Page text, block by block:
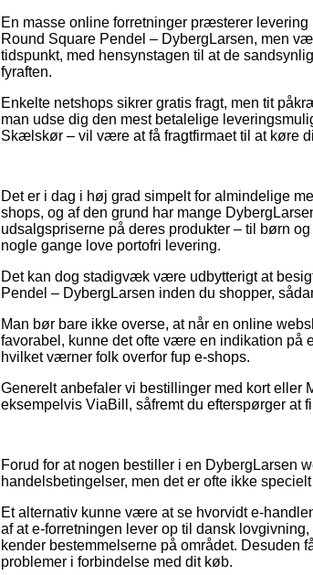
En masse online forretninger præsterer
Round Square Pendel – DybergLarsen, men
tidspunkt, med hensynstagen til at de
fyraften.
Enkelte netshops sikrer gratis fragt, men tit
man udse dig den mest betalelige
Skælskør – vil være at få fragtfirmaet til at køre
Det er i dag i høj grad simpelt for almindelige
shops, og af den grund har mange
udsalgspriserne på deres produkter – til børn
nogle gange love portofri levering.
Det kan dog stadigvæk være udbytterigt at
Pendel – DybergLarsen inden du shopper,
Man bør bare ikke overse, at når en online
favorabel, kunne det ofte være en indikation på
hvilket værner folk overfor fup e-shops.
Generelt anbefaler vi bestillinger med kort eller
eksempelvis ViaBill, såfremt du efterspørger at
Forud for at nogen bestiller i en DybergLarsen
handelsbetingelser, men det er ofte ikke
Et alternativ kunne være at se hvorvidt e-
af at e-forretningen lever op til dansk
kender bestemmelserne på området. Desuden
problemer i forbindelse med dit køb.